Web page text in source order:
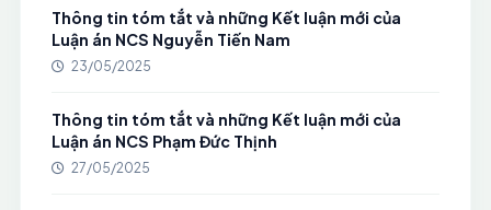
Thông tin tóm tắt và những Kết luận mới của
Luận án NCS Nguyễn Tiến Nam
23/05/2025
Thông tin tóm tắt và những Kết luận mới của
Luận án NCS Phạm Đức Thịnh
27/05/2025